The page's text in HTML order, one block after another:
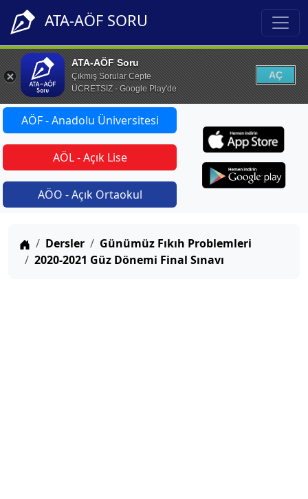
ATA-AÖF SORU
ATA-AÖF Soru
Çıkmış Sorular Cepte
ÜCRETSİZ - Google Play'de
AÇ
AÖF - Anadolu Üniversitesi
AÖL - Açık Lise
AÖO - Açık Ortaokul
Anasayfa
Dersler
Günümüz Fıkıh Problemleri
2020-2021 Güz Dönemi Final Sınavı